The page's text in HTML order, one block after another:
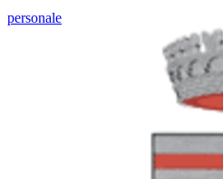
personale